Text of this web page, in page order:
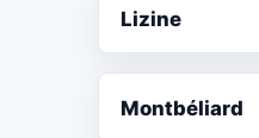
Lizine
Montbéliard